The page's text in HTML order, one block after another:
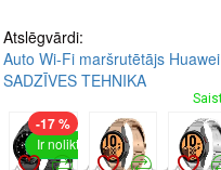
Atslēgvārdi:
Auto Wi-Fi maršrutētājs
SADZĪVES TEHNIKA
Ir noliktavā
-17 %